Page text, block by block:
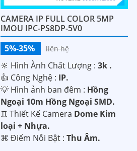
CAMERA IP FULL COLOR 5MP
IMOU IPC-PS8DP-5V0
5%-35%
liên hệ
🔆 Hình Ành Chất Lượng : 3k .
👍 Công Nghệ : IP.
💡 Hình ảnh ban đêm : Hồng
Ngoại 10m Hồng Ngoại SMD.
♊ Thiết Kế Camera Dome Kim
loại + Nhựa.
️⌘ Điểm Nỗi Bật : Thu Âm.